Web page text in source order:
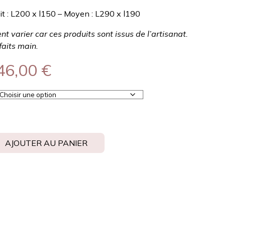
: L200 x l150 – Moyen : L290 x l190
varier car ces produits sont issus de l’artisanat.
main.
€
AJOUTER AU PANIER